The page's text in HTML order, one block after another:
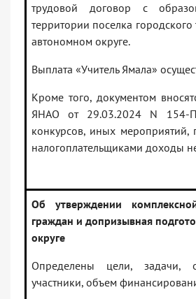
трудовой договор с
территории поселка
автономном округе.
Выплата «Учитель Ямала»
Кроме того, документом
ЯНАО от 29.03.2024 N 154-П
конкурсов, иных мероприятий,
налогоплательщиками доходы
Об утверждении
граждан и допризывная
округе
Определены цели, задачи,
участники, объем